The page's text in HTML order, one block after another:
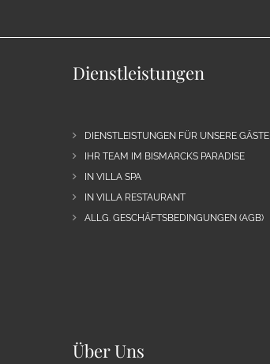
Dienstleistungen
DIENSTLEISTUNGEN FÜR UNSERE GÄSTE
IHR TEAM IM BISMARCKS PARADISE
IN VILLA SPA
IN VILLA RESTAURANT
ALLG. GESCHÄFTSBEDINGUNGEN (AGB)
Über Uns